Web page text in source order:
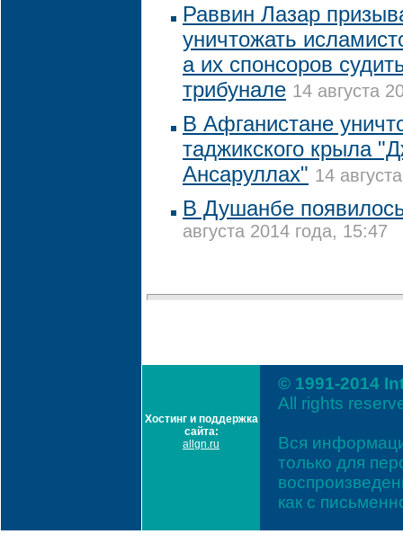
Раввин Лазар
уничтожать
а их спонсоров
трибунале 14 августа
В Афганистане
таджикского крыла
Ансаруллах" 14
В Душанбе
августа 2014 года, 15:47
Хостинг и поддержка
сайта:
allgn.ru
© 1991-2014
All rights
Вся
только для
как с